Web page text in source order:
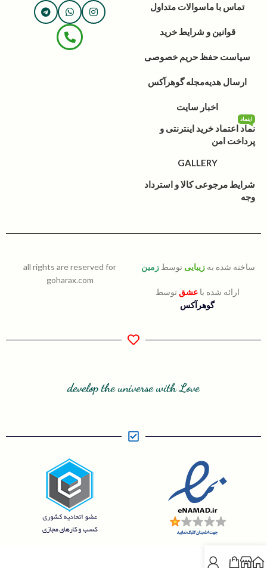
تماس با ماسوالات متداول
قوانین و شرایط خرید
سیاست حفظ حریم خصوصی
ارسال هدیهمجله گوهرآکس
اخبار سایت
نماد اعتماد خرید اینترنتی و
پرداخت امن
اینماد
GALLERY
شرایط مرجوعی کالا و استرداد
وجه
ساخته شده به زیبایی توسط زمین
ارائه شده باعشق توسط
گوهرآکس
all rights are reserved for
goharax.com
develop the universe with Love